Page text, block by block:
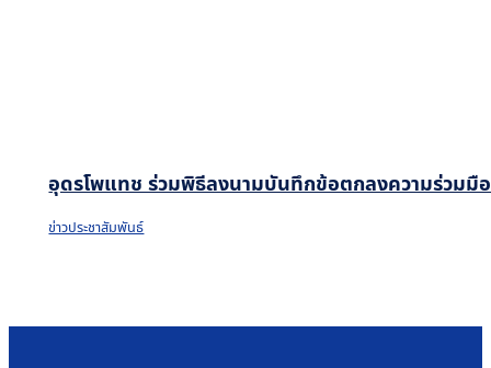
อุดรโพแทช ร่วมพิธีลงนามบันทึกข้อตกลงความร่วมมือ
ข่าวประชาสัมพันธ์